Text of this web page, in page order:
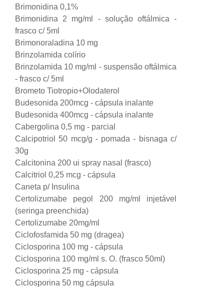
Brimonidina 0,1%
Brimonidina 2 mg/ml - solução oftálmica -
frasco c/ 5ml
Brimonoraladina 10 mg
Brinzolamida colírio
Brinzolamida 10 mg/ml - suspensão oftálmica
- frasco c/ 5ml
Brometo Tiotropio+Olodaterol
Budesonida 200mcg - cápsula inalante
Budesonida 400mcg - cápsula inalante
Cabergolina 0,5 mg - parcial
Calcipotriol 50 mcg/g - pomada - bisnaga c/
30g
Calcitonina 200 ui spray nasal (frasco)
Calcitriol 0,25 mcg - cápsula
Caneta p/ Insulina
Certolizumabe pegol 200 mg/ml injetável
(seringa preenchida)
Certolizumabe 20mg/ml
Ciclofosfamida 50 mg (dragea)
Ciclosporina 100 mg - cápsula
Ciclosporina 100 mg/ml s. O. (frasco 50ml)
Ciclosporina 25 mg - cápsula
Ciclosporina 50 mg cápsula